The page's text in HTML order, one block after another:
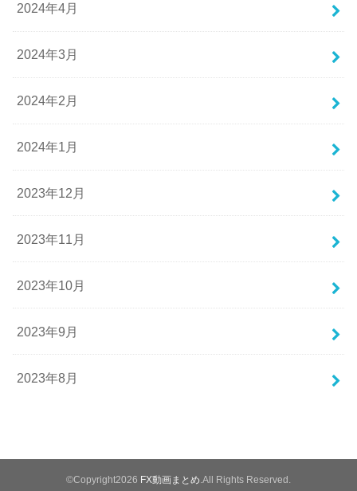
2024年4月
2024年3月
2024年2月
2024年1月
2023年12月
2023年11月
2023年10月
2023年9月
2023年8月
©Copyright2026 FX動画まとめ .All Rights Reserved.